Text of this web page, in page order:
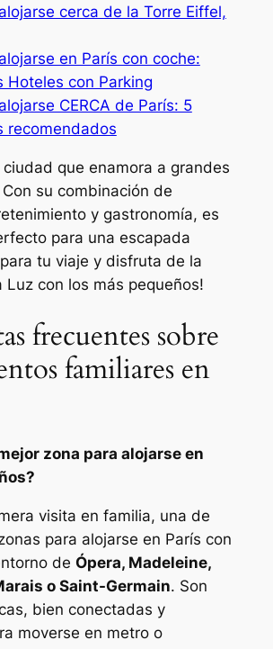
cerca de la Torre Eiffel,
en París con coche:
Hoteles con Parking
CERCA de París: 5
recomendados
ciudad que enamora a grandes
su combinación de
y gastronomía, es
para una escapada
tu viaje y disfruta de la
Luz con los más pequeños!
frecuentes sobre
familiares en
zona para alojarse en
visita en familia, una de
para alojarse en París con
de Ópera, Madeleine,
o Saint-Germain. Son
bien conectadas y
moverse en metro o